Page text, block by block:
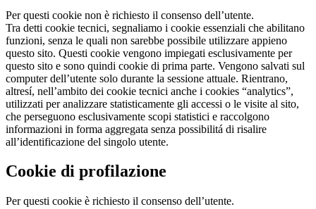
Per questi cookie non è richiesto il consenso dell’utente.
Tra detti cookie tecnici, segnaliamo i cookie essenziali che abilitano
funzioni, senza le quali non sarebbe possibile utilizzare appieno
questo sito. Questi cookie vengono impiegati esclusivamente per
questo sito e sono quindi cookie di prima parte. Vengono salvati sul
computer dell’utente solo durante la sessione attuale. Rientrano,
altresí, nell’ambito dei cookie tecnici anche i cookies “analytics”,
utilizzati per analizzare statisticamente gli accessi o le visite al sito,
che perseguono esclusivamente scopi statistici e raccolgono
informazioni in forma aggregata senza possibilitá di risalire
all’identificazione del singolo utente.
Cookie di profilazione
Per questi cookie è richiesto il consenso dell’utente.